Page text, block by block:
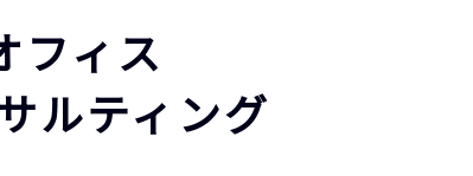
フィス
ルティング